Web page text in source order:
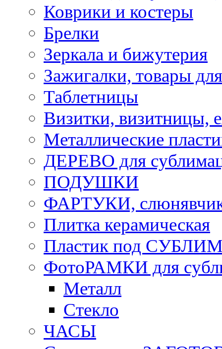
Коврики и костеры
Брелки
Зеркала и бижутерия
Зажигалки, товары
Таблетницы
Визитки, визитницы,
Металлические
ДЕРЕВО для
ПОДУШКИ
ФАРТУКИ,
Плитка керамическая
Пластик под
ФотоРАМКИ для
Металл
Стекло
ЧАСЫ